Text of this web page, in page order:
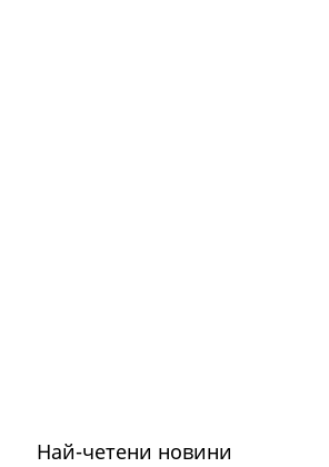
Най-четени новини